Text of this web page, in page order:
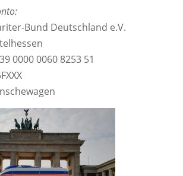
Bund Deutschland e.V.
0000 0060 8253 51